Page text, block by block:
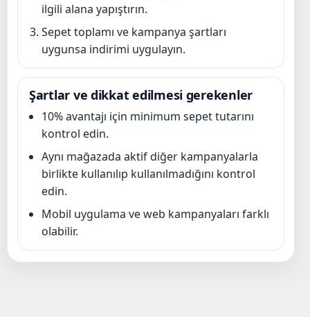
ilgili alana yapıştırın.
Sepet toplamı ve kampanya şartları
uygunsa indirimi uygulayın.
Şartlar ve dikkat edilmesi gerekenler
10% avantajı için minimum sepet tutarını
kontrol edin.
Aynı mağazada aktif diğer kampanyalarla
birlikte kullanılıp kullanılmadığını kontrol
edin.
Mobil uygulama ve web kampanyaları farklı
olabilir.